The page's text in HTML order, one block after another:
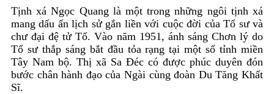
Tịnh xá Ngọc Quang là một trong những ngôi tịnh xá
mang dấu ấn lịch sử gắn liền với cuộc đời của Tổ sư và
chư đại đệ tử Tổ. Vào năm 1951, ánh sáng Chơn lý do
Tổ sư thắp sáng bắt đầu tỏa rạng tại một số tỉnh miền
Tây Nam bộ. Thị xã Sa Đéc có được phúc duyên đón
bước chân hành đạo của Ngài cùng đoàn Du Tăng Khất
Sĩ.